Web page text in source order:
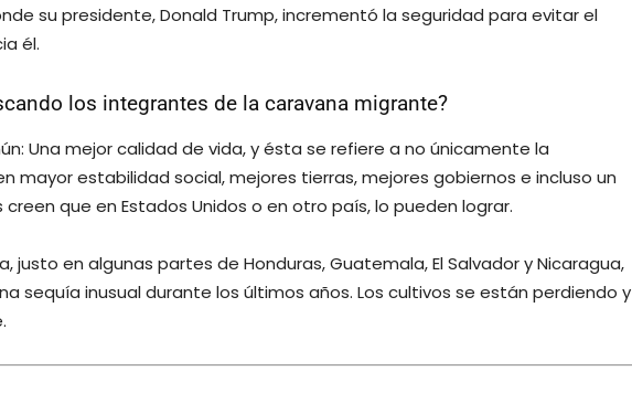
su presidente, Donald Trump, incrementó la seguridad para evitar el
él.
los integrantes de la caravana migrante?
Una mejor calidad de vida, y ésta se refiere a no únicamente la
mayor estabilidad social, mejores tierras, mejores gobiernos e incluso un
creen que en Estados Unidos o en otro país, lo pueden lograr.
justo en algunas partes de Honduras, Guatemala, El Salvador y Nicaragua,
sequía inusual durante los últimos años. Los cultivos se están perdiendo y